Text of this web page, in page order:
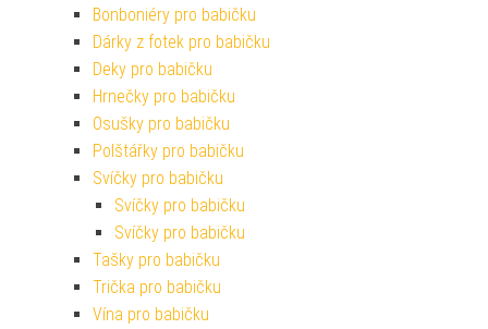
Bonboniéry pro babičku
Dárky z fotek pro babičku
Deky pro babičku
Hrnečky pro babičku
Osušky pro babičku
Polštářky pro babičku
Svíčky pro babičku
Svíčky pro babičku
Svíčky pro babičku
Tašky pro babičku
Trička pro babičku
Vína pro babičku